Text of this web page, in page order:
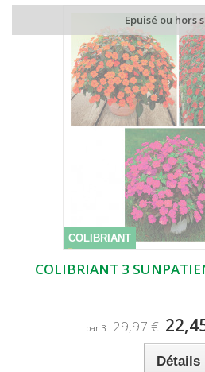
Epuisé ou hors
COLIBRIANT
COLIBRIANT 3
par 3 29,97 €
Détails